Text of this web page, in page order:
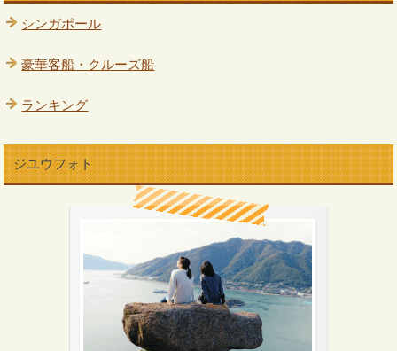
シンガポール
豪華客船・クルーズ船
ランキング
ジユウフォト